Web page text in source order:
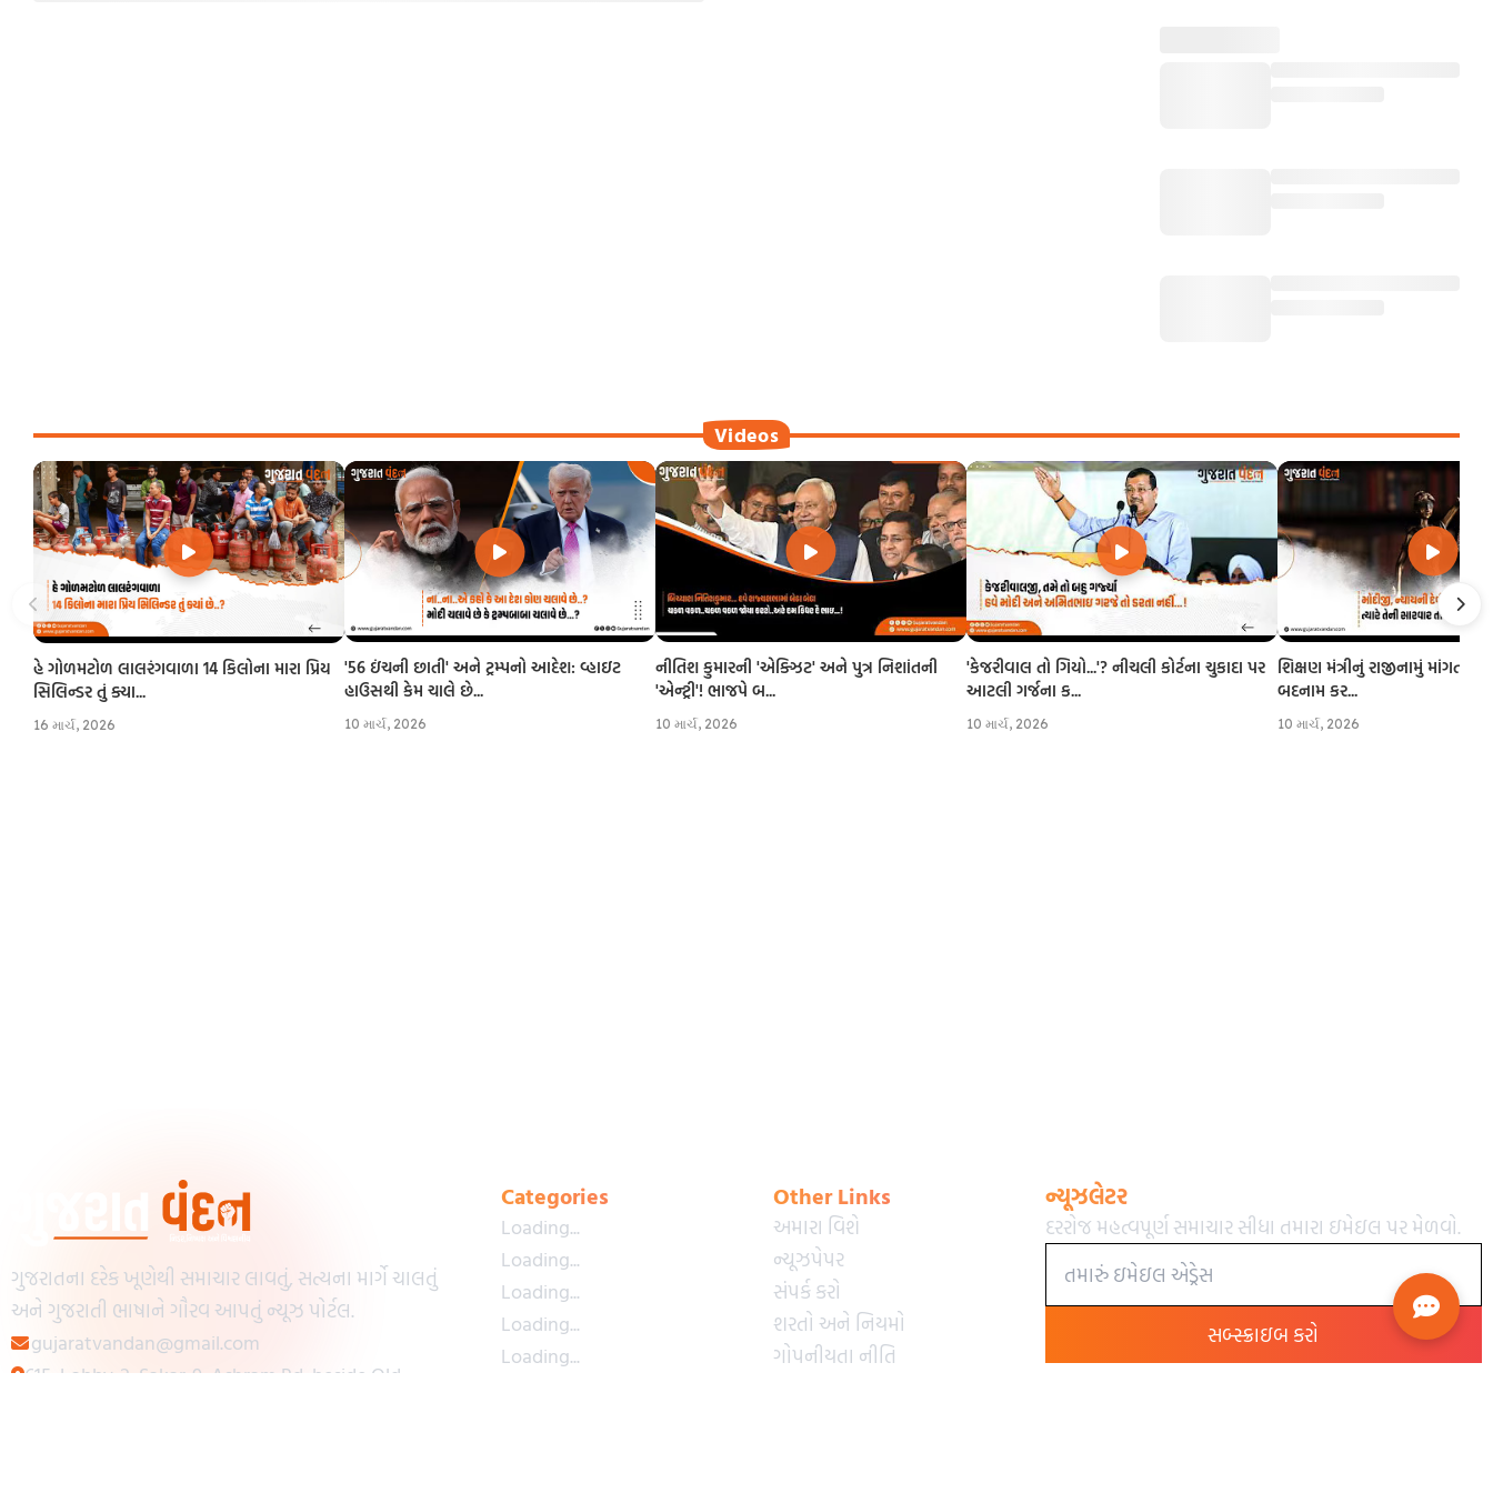
Videos
હે ગોળમટોળ લાલરંગવાળા 14 કિલોના મારા પ્રિય
સિલિન્ડર તું ક્યા...
16 માર્ચ, 2026
'56 ઇંચની છાતી' અને ટ્રમ્પનો આદેશ: વ્હાઇટ
હાઉસથી કેમ ચાલે છે...
10 માર્ચ, 2026
નીતિશ કુમારની 'એક્ઝિટ' અને પુત્ર નિશાંતની
'એન્ટ્રી'! ભાજપે બ...
10 માર્ચ, 2026
'કેજરીવાલ તો ગિયો...'? નીચલી કોર્ટના ચુકાદા પર
આટલી ગર્જના ક...
10 માર્ચ, 2026
શિક્ષણ મંત્રીનું રાજીનામું માંગતા
બદનામ કર...
10 માર્ચ, 2026
ગુજરાતના દરેક ખૂણેથી સમાચાર લાવતું, સત્યના માર્ગે ચાલતું
અને ગુજરાતી ભાષાને ગૌરવ આપતું ન્યૂઝ પોર્ટલ.
gujaratvandan@gmail.com
615, Lobby-2, Sakar-9, Ashram Rd, beside Old
Categories
Loading...
Loading...
Loading...
Loading...
Loading...
Other Links
અમારા વિશે
ન્યૂઝપેપર
સંપર્ક કરો
શરતો અને નિયમો
ગોપનીયતા નીતિ
ન્યૂઝલેટર
દરરોજ મહત્વપૂર્ણ સમાચાર સીધા તમારા ઇમેઇલ પર મેળવો.
સબ્સ્ક્રાઇબ કરો